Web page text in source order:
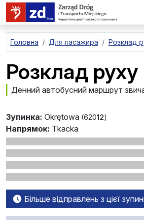
перейти до основного вмісту
Головна Для пасажира Розклад
Розклад
Денний автобусний маршрут
Зупинка: Okrętowa (62012)
Напрямок: Tkacka
Більше відправлень з цієї